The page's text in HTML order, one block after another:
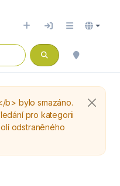
b> bylo smazáno.
pro kategorii
odstraněného